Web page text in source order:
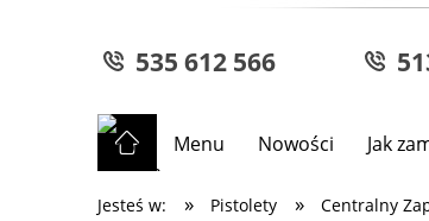
535 612 566
Menu Nowości Jak
Jesteś w: » Pistolety » Centralny